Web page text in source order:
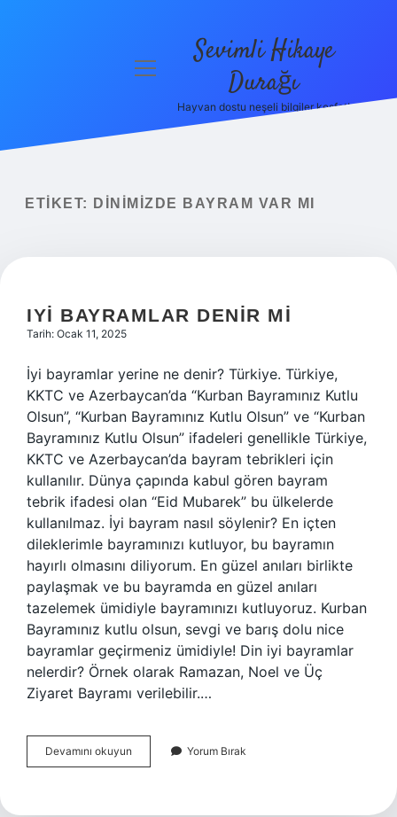
menüyü
Sevimli Hikaye
Durağı
Hayvan dostu neşeli bilgiler keşfet!
ETIKET: DINIMIZDE BAYRAM VAR MI
IYI BAYRAMLAR DENIR MI
Tarih: Ocak 11, 2025
İyi bayramlar yerine ne denir? Türkiye. Türkiye,
KKTC ve Azerbaycan’da “Kurban Bayramınız Kutlu
Olsun”, “Kurban Bayramınız Kutlu Olsun” ve “Kurban
Bayramınız Kutlu Olsun” ifadeleri genellikle Türkiye,
KKTC ve Azerbaycan’da bayram tebrikleri için
kullanılır. Dünya çapında kabul gören bayram
tebrik ifadesi olan “Eid Mubarek” bu ülkelerde
kullanılmaz. İyi bayram nasıl söylenir? En içten
dileklerimle bayramınızı kutluyor, bu bayramın
hayırlı olmasını diliyorum. En güzel anıları birlikte
paylaşmak ve bu bayramda en güzel anıları
tazelemek ümidiyle bayramınızı kutluyoruz. Kurban
Bayramınız kutlu olsun, sevgi ve barış dolu nice
bayramlar geçirmeniz ümidiyle! Din iyi bayramlar
nelerdir? Örnek olarak Ramazan, Noel ve Üç
Ziyaret Bayramı verilebilir.…
Devamını okuyun
Bayramlar
Yorum Bırak